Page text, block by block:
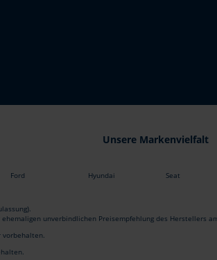
Unsere Markenvielfalt
Ford Hyundai Seat
unverbindlichen Preisempfehlung des Herstellers